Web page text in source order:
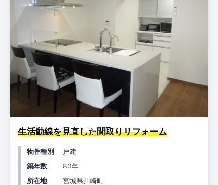
生活動線を見直した間取りリフォーム
物件種別
戸建
築年数
80年
所在地
宮城県川崎町